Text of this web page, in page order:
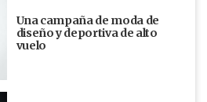
Una campaña de moda de
diseño y deportiva de alto
vuelo